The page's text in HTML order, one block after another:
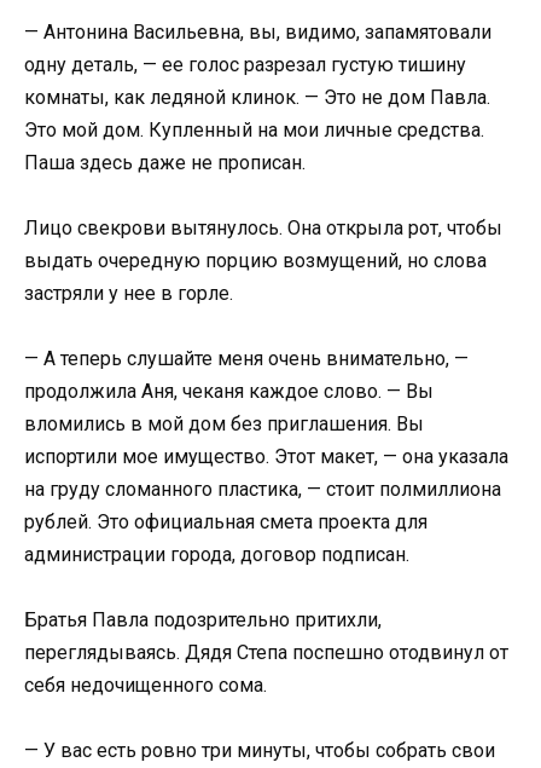
— Антонина Васильевна, вы, видимо, запамятовали
одну деталь, — ее голос разрезал густую тишину
комнаты, как ледяной клинок. — Это не дом Павла.
Это мой дом. Купленный на мои личные средства.
Паша здесь даже не прописан.
Лицо свекрови вытянулось. Она открыла рот, чтобы
выдать очередную порцию возмущений, но слова
застряли у нее в горле.
— А теперь слушайте меня очень внимательно, —
продолжила Аня, чеканя каждое слово. — Вы
вломились в мой дом без приглашения. Вы
испортили мое имущество. Этот макет, — она указала
на груду сломанного пластика, — стоит полмиллиона
рублей. Это официальная смета проекта для
администрации города, договор подписан.
Братья Павла подозрительно притихли,
переглядываясь. Дядя Степа поспешно отодвинул от
себя недочищенного сома.
— У вас есть ровно три минуты, чтобы собрать свои